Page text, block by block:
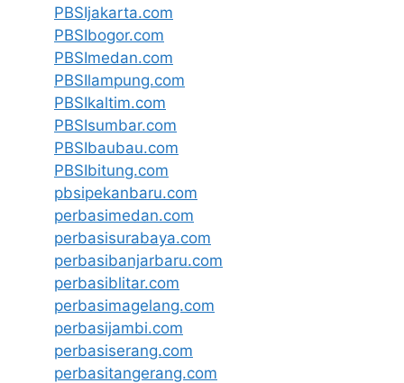
PBSIjakarta.com
PBSIbogor.com
PBSImedan.com
PBSIlampung.com
PBSIkaltim.com
PBSIsumbar.com
PBSIbaubau.com
PBSIbitung.com
pbsipekanbaru.com
perbasimedan.com
perbasisurabaya.com
perbasibanjarbaru.com
perbasiblitar.com
perbasimagelang.com
perbasijambi.com
perbasiserang.com
perbasitangerang.com